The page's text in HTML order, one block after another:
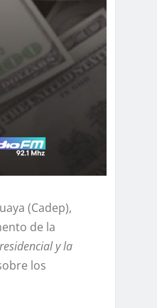
(Cadep),
de la
y la
los